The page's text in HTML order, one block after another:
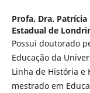
Profa. Dra.
Estadual de
Possui doutorado
Educação da
Linha de História e
mestrado em